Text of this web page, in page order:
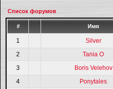
Список форумов
# Имя
1 Silver
2
Tania O
3
Boris Velehov
4
Ponytales